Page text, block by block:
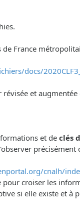
France
docs/
et
et de clés
cnalh/
croiser les
si elle existe et